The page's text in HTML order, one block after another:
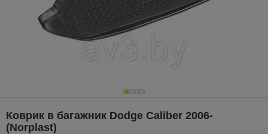
Коврик в багажник Dodge Caliber 2006-
(Norplast)